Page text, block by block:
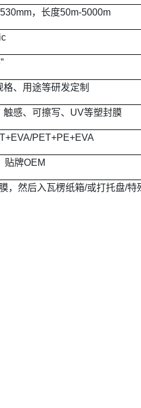
，长度50m-5000m
、用途等研发定制
感、可擦写、 UV等塑封膜
PET+PE+EVA
贴牌OEM
，然后入瓦楞纸箱/或打托盘/特